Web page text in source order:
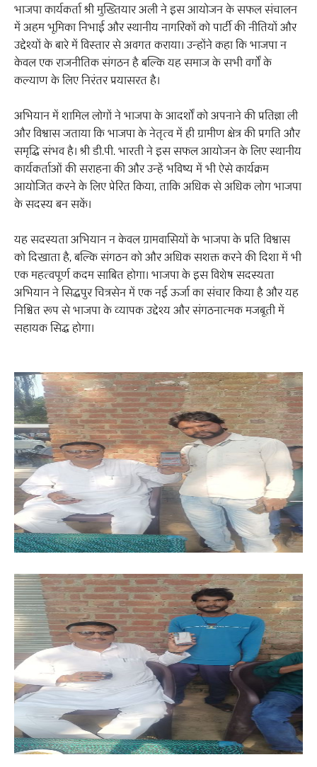
भाजपा कार्यकर्ता श्री मुख्तियार अली ने इस आयोजन के सफल संचालन
में अहम भूमिका निभाई और स्थानीय नागरिकों को पार्टी की नीतियों और
उद्देश्यों के बारे में विस्तार से अवगत कराया। उन्होंने कहा कि भाजपा न
केवल एक राजनीतिक संगठन है बल्कि यह समाज के सभी वर्गों के
कल्याण के लिए निरंतर प्रयासरत है।
अभियान में शामिल लोगों ने भाजपा के आदर्शों को अपनाने की प्रतिज्ञा ली
और विश्वास जताया कि भाजपा के नेतृत्व में ही ग्रामीण क्षेत्र की प्रगति और
समृद्धि संभव है। श्री डी.पी. भारती ने इस सफल आयोजन के लिए स्थानीय
कार्यकर्ताओं की सराहना की और उन्हें भविष्य में भी ऐसे कार्यक्रम
आयोजित करने के लिए प्रेरित किया, ताकि अधिक से अधिक लोग भाजपा
के सदस्य बन सकें।
यह सदस्यता अभियान न केवल ग्रामवासियों के भाजपा के प्रति विश्वास
को दिखाता है, बल्कि संगठन को और अधिक सशक्त करने की दिशा में भी
एक महत्वपूर्ण कदम साबित होगा। भाजपा के इस विशेष सदस्यता
अभियान ने सिद्धपुर चित्रसेन में एक नई ऊर्जा का संचार किया है और यह
निश्चित रूप से भाजपा के व्यापक उद्देश्य और संगठनात्मक मजबूती में
सहायक सिद्ध होगा।